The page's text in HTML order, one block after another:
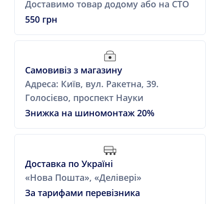
Доставимо товар додому або на СТО
550 грн
Самовивіз з магазину
Адреса: Київ, вул. Ракетна, 39.
Голосієво, проспект Науки
Знижка на шиномонтаж 20%
Доставка по Україні
«Нова Пошта», «Делівері»
За тарифами перевізника